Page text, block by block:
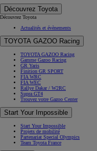
Découvrez Toyota
Découvrez Toyota
Actualités et évènements
TOYOTA GAZOO Racing
TOYOTA GAZOO Racing
Gamme Gazoo Racing
GR Yaris
Finition GR SPORT
FIA WRC
FIA WEC
Rallye Dakar / W2RC
Supra GT4
Trouvez votre Gazoo Center
Start Your Impossible
Start Your Impossible
Projets de mobilité
Partenariat Special Olympics
Team Toyota France